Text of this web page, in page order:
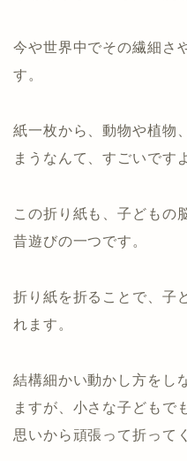
今や世界中でその繊細さ
す。
紙一枚から、動物や植物
まうなんて、すごいです
この折り紙も、子どもの
昔遊びの一つです。
折り紙を折ることで、子
れます。
結構細かい動かし方をし
ますが、小さな子どもで
思いから頑張って折って